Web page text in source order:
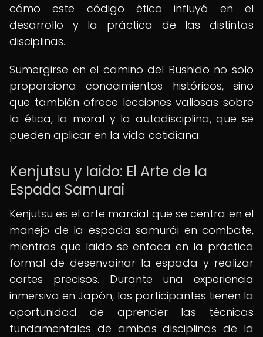
cómo este código ético influyó en el
desarrollo y la práctica de las distintas
disciplinas.
Sumergirse en el camino del Bushido no solo
proporciona conocimientos históricos, sino
que también ofrece lecciones valiosas sobre
la ética, la moral y la autodisciplina, que se
pueden aplicar en la vida cotidiana.
Kenjutsu y Iaido: El Arte de la
Espada Samurai
Kenjutsu es el arte marcial que se centra en el
manejo de la espada samurái en combate,
mientras que Iaido se enfoca en la práctica
formal de desenvainar la espada y realizar
cortes precisos. Durante una experiencia
inmersiva en Japón, los participantes tienen la
oportunidad de aprender las técnicas
fundamentales de ambas disciplinas de la